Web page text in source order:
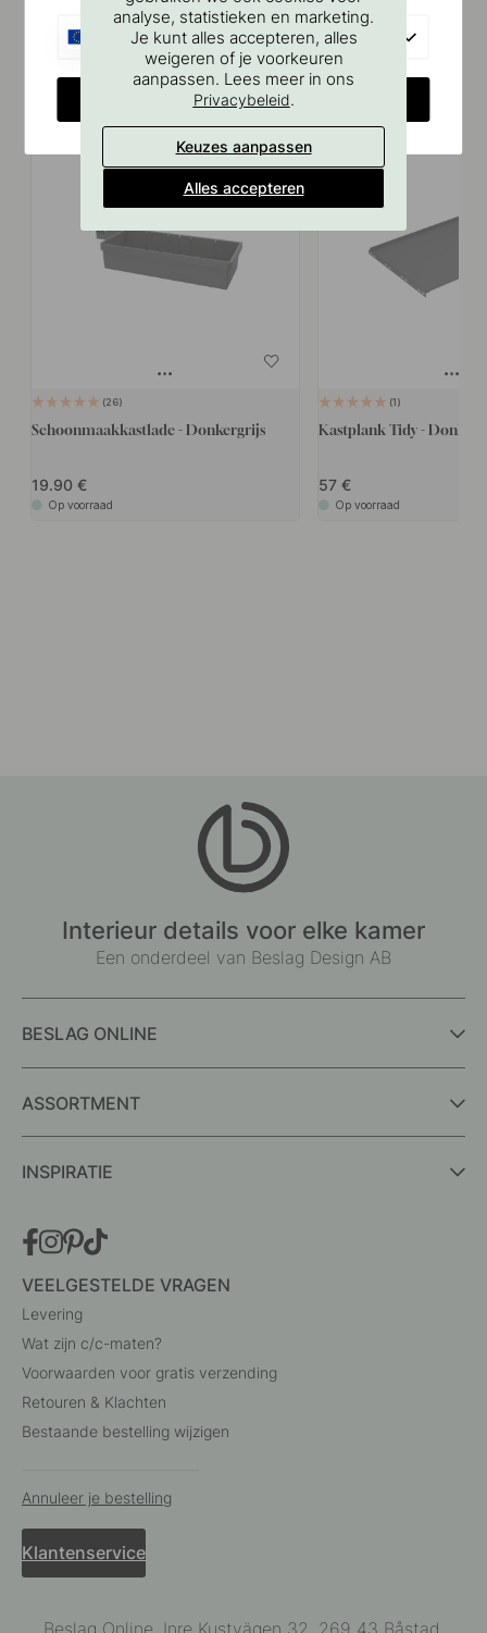
Vergelijkbare producten
26
Schoonmaakkastlade - Donkergrijs
19.90
Op voorraad
1
Kastplank Tidy -
57
Op voorraad
Interieur details voor elke kamer
Een onderdeel van Beslag Design AB
BESLAG ONLINE
ASSORTMENT
INSPIRATIE
VEELGESTELDE VRAGEN
Levering
Wat zijn c/c-maten?
Voorwaarden voor gratis verzending
Retouren & Klachten
Bestaande bestelling wijzigen
Annuleer je bestelling
Klantenservice
Beslag Online, Inre Kustvägen 32, 269 43 Båstad,
analyse, statistieken en marketing.
Je kunt alles accepteren, alles
weigeren of je voorkeuren
aanpassen. Lees meer in ons
Privacybeleid.
Keuzes aanpassen
Alles accepteren
CHANGE COUNTRY